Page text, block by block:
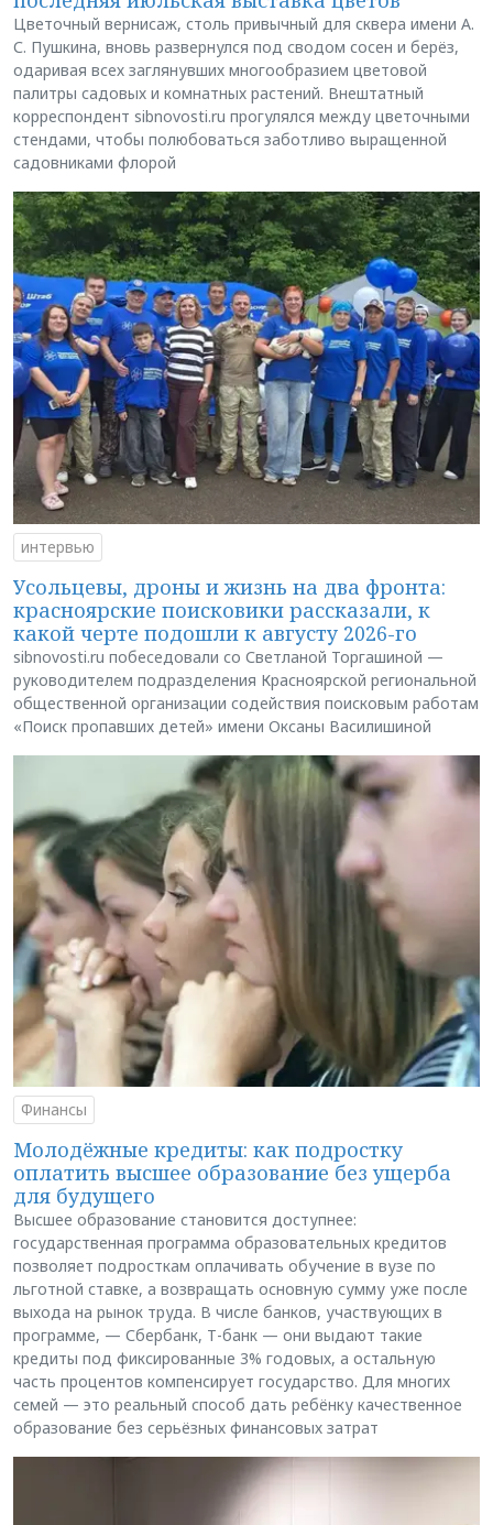
Цветочный вернисаж, столь привычный для сквера имени А.
С. Пушкина, вновь развернулся под сводом сосен и берёз,
одаривая всех заглянувших многообразием цветовой
палитры садовых и комнатных растений. Внештатный
корреспондент sibnovosti.ru прогулялся между цветочными
стендами, чтобы полюбоваться заботливо выращенной
садовниками флорой
интервью
Усольцевы, дроны и жизнь на два фронта:
красноярские поисковики рассказали, к
какой черте подошли к августу 2026-го
sibnovosti.ru побеседовали со Светланой Торгашиной —
руководителем подразделения Красноярской региональной
общественной организации содействия поисковым работам
«Поиск пропавших детей» имени Оксаны Василишиной
Финансы
Молодёжные кредиты: как подростку
оплатить высшее образование без ущерба
для будущего
Высшее образование становится доступнее:
государственная программа образовательных кредитов
позволяет подросткам оплачивать обучение в вузе по
льготной ставке, а возвращать основную сумму уже после
выхода на рынок труда. В числе банков, участвующих в
программе, — Сбербанк, Т-банк — они выдают такие
кредиты под фиксированные 3% годовых, а остальную
часть процентов компенсирует государство. Для многих
семей — это реальный способ дать ребёнку качественное
образование без серьёзных финансовых затрат